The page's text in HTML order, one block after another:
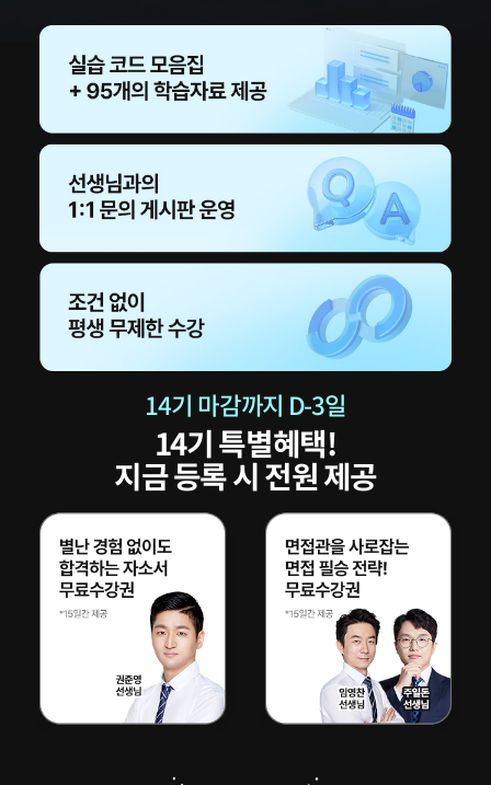
14기 마감까지 D-3일
14기 특별혜택!
지금 등록 시 전원 제공